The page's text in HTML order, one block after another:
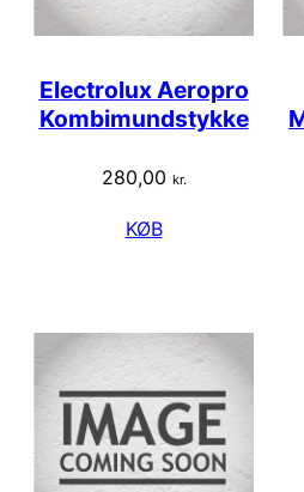
Electrolux Aeropro
Kombimundstykke
280,00 kr.
KØB